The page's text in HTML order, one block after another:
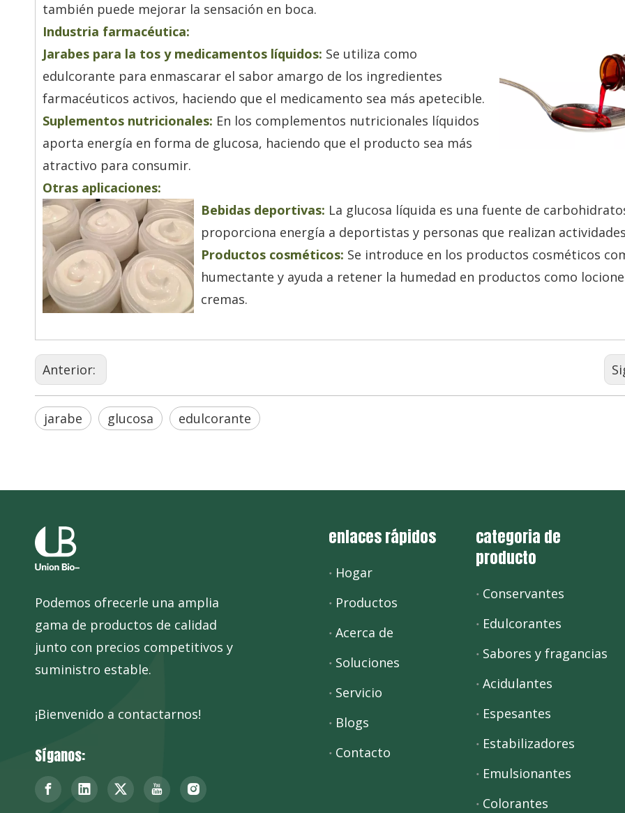
también puede mejorar la sensación en boca.
Industria farmacéutica:
Jarabes para la tos y medicamentos líquidos: Se utiliza como
edulcorante para enmascarar el sabor amargo de los ingredientes
farmacéuticos activos, haciendo que el medicamento sea más apetecible.
Suplementos nutricionales: En los complementos nutricionales líquidos
aporta energía en forma de glucosa, haciendo que el producto sea más
atractivo para consumir.
Otras aplicaciones:
Bebidas deportivas: La glucosa líquida es una fuente de
proporciona energía a deportistas y personas que realizan
Productos cosméticos: Se introduce en los productos cosméticos
humectante y ayuda a retener la humedad en productos como
cremas.
Anterior:
jarabe glucosa edulcorante
Podemos ofrecerle una amplia
gama de productos de calidad
junto con precios competitivos y
suministro estable.
¡Bienvenido a contactarnos!
Síganos:
enlaces rápidos
Hogar
Productos
Acerca de
Soluciones
Servicio
Blogs
Contacto
categoria de
producto
Conservantes
Edulcorantes
Sabores y fragancias
Acidulantes
Espesantes
Estabilizadores
Emulsionantes
Colorantes